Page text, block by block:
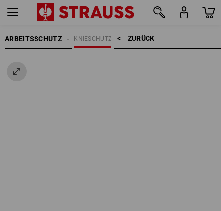
ARBEITSSCHUTZ ZURÜCK    >
KNIESCHUTZ